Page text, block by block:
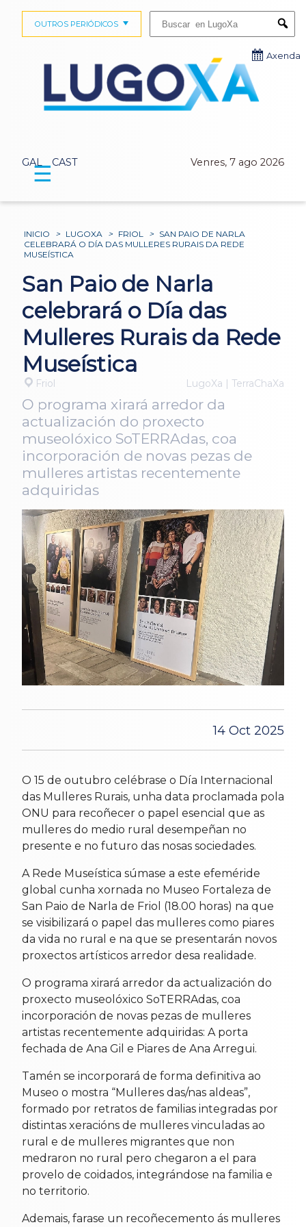
GAL CAST Venres, 7 ago 2026
OUTROS PERIÓDICOS
Axenda
☰
INICIO > LUGOXA > FRIOL > SAN PAIO DE NARLA
CELEBRARÁ O DÍA DAS MULLERES RURAIS DA REDE
MUSEÍSTICA
San Paio de Narla
celebrará o Día das
Mulleres Rurais da Rede
Museística
Friol LugoXa | TerraChaXa
O programa xirará arredor da
actualización do proxecto
museolóxico SoTERRAdas, coa
incorporación de novas pezas de
mulleres artistas recentemente
adquiridas
14 Oct 2025
O 15 de outubro celébrase o Día Internacional
das Mulleres Rurais, unha data proclamada pola
ONU para recoñecer o papel esencial que as
mulleres do medio rural desempeñan no
presente e no futuro das nosas sociedades.
A Rede Museística súmase a este efeméride
global cunha xornada no Museo Fortaleza de
San Paio de Narla de Friol (18.00 horas) na que
se visibilizará o papel das mulleres como piares
da vida no rural e na que se presentarán novos
proxectos artísticos arredor desa realidade.
O programa xirará arredor da actualización do
proxecto museolóxico SoTERRAdas, coa
incorporación de novas pezas de mulleres
artistas recentemente adquiridas: A porta
fechada de Ana Gil e Piares de Ana Arregui.
Tamén se incorporará de forma definitiva ao
Museo o mostra “Mulleres das/nas aldeas”,
formado por retratos de familias integradas por
distintas xeracións de mulleres vinculadas ao
rural e de mulleres migrantes que non
medraron no rural pero chegaron a el para
provelo de coidados, integrándose na familia e
no territorio.
Ademais, farase un recoñecemento ás mulleres